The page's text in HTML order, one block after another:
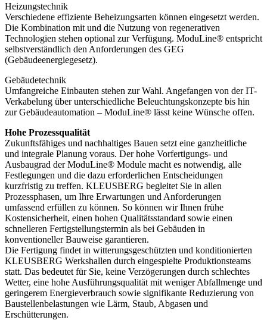
Heizungstechnik
Verschiedene effiziente Beheizungsarten können eingesetzt werden.
Die Kombination mit und die Nutzung von regenerativen
Technologien stehen optional zur Verfügung. ModuLine® entspricht
selbstverständlich den Anforderungen des GEG
(Gebäudeenergiegesetz).
Gebäudetechnik
Umfangreiche Einbauten stehen zur Wahl. Angefangen von der IT-
Verkabelung über unterschiedliche Beleuchtungskonzepte bis hin
zur Gebäudeautomation – ModuLine® lässt keine Wünsche offen.
Hohe Prozessqualität
Zukunftsfähiges und nachhaltiges Bauen setzt eine ganzheitliche
und integrale Planung voraus. Der hohe Vorfertigungs- und
Ausbaugrad der ModuLine® Module macht es notwendig, alle
Festlegungen und die dazu erforderlichen Entscheidungen
kurzfristig zu treffen. KLEUSBERG begleitet Sie in allen
Prozessphasen, um Ihre Erwartungen und Anforderungen
umfassend erfüllen zu können. So können wir Ihnen frühe
Kostensicherheit, einen hohen Qualitätsstandard sowie einen
schnelleren Fertigstellungstermin als bei Gebäuden in
konventioneller Bauweise garantieren.
Die Fertigung findet in witterungsgeschützten und konditionierten
KLEUSBERG Werkshallen durch eingespielte Produktionsteams
statt. Das bedeutet für Sie, keine Verzögerungen durch schlechtes
Wetter, eine hohe Ausführungsqualität mit weniger Abfallmenge und
geringerem Energieverbrauch sowie signifikante Reduzierung von
Baustellenbelastungen wie Lärm, Staub, Abgasen und
Erschütterungen.